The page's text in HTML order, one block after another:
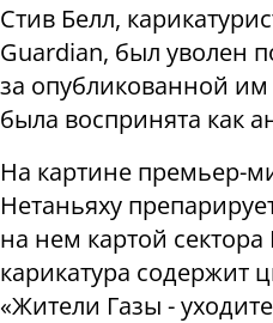
Стив Белл,
Guardian, был уволен
за опубликованной им
была воспринята как
На картине премьер-
Нетаньяху
на нем картой
карикатура содержит
«Жители Газы -